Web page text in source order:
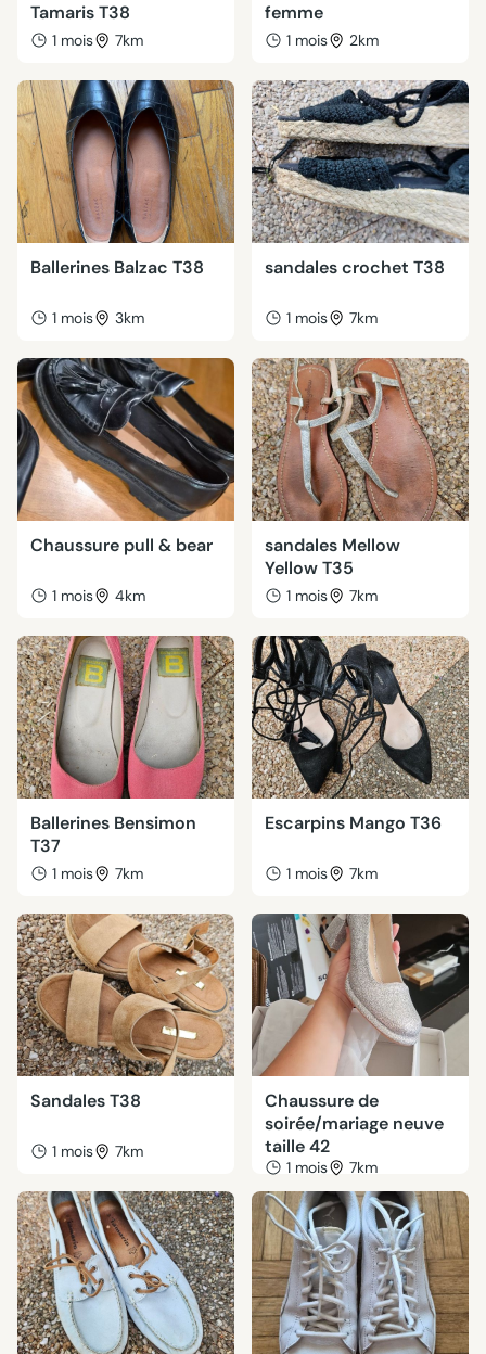
Tamaris T38
1 mois 7km
femme
1 mois 2km
Ballerines Balzac T38
1 mois 3km
sandales crochet T38
1 mois 7km
Chaussure pull & bear
1 mois 4km
sandales Mellow
Yellow T35
1 mois 7km
Ballerines Bensimon
T37
1 mois 7km
Escarpins Mango T36
1 mois 7km
Sandales T38
1 mois 7km
Chaussure de
soirée/mariage neuve
taille 42
1 mois 7km